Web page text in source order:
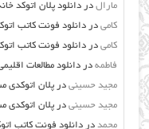
مارال دردانلود پلان اتوکد
کامی دردانلود فونت کاتب
کامی دردانلود فونت کاتب
فاطمه دردانلود مطالعات
مجید حسینی درپلان اتوکدی
مجید حسینی درپلان اتوکدی
محمد دردانلود فونت کاتب